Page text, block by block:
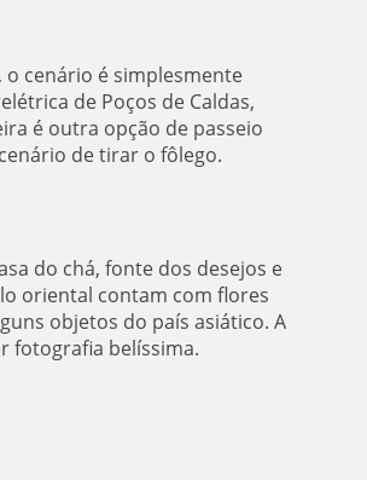
o cenário é simplesmente
de Poços de Caldas,
é outra opção de passeio
de tirar o fôlego.
do chá, fonte dos desejos e
oriental contam com flores
objetos do país asiático. A
fotografia belíssima.